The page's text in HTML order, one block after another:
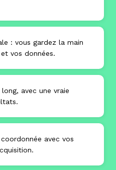
: vous gardez la main
vos données.
avec une vraie
avec vos